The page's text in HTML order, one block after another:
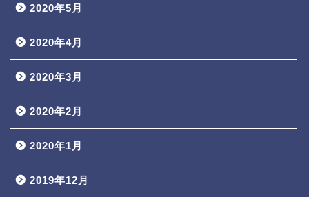
2020年5月
2020年4月
2020年3月
2020年2月
2020年1月
2019年12月